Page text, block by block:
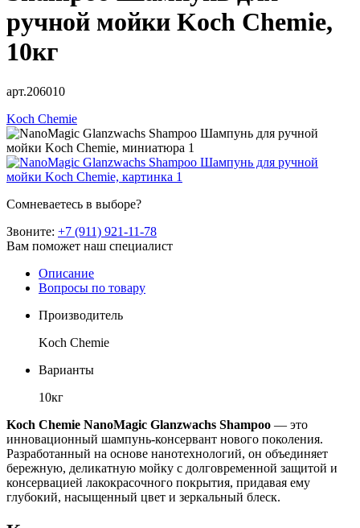
ручной мойки Koch Chemie,
10кг
арт.206010
Koch Chemie
Сомневаетесь в выборе?
Звоните: +7 (911) 921-11-78
Вам поможет наш специалист
Описание
Вопросы по товару
Производитель
Koch Chemie
Варианты
10кг
Koch Chemie NanoMagic Glanzwachs Shampoo — это
инновационный шампунь-консервант нового поколения.
Разработанный на основе нанотехнологий, он объединяет
бережную, деликатную мойку с долговременной защитой и
консервацией лакокрасочного покрытия, придавая ему
глубокий, насыщенный цвет и зеркальный блеск.